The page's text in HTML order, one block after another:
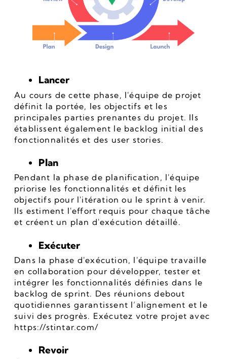
Lancer
Au cours de cette phase, l'équipe de projet
définit la portée, les objectifs et les
principales parties prenantes du projet. Ils
établissent également le backlog initial des
fonctionnalités et des user stories.
Plan
Pendant la phase de planification, l'équipe
priorise les fonctionnalités et définit les
objectifs pour l'itération ou le sprint à venir.
Ils estiment l'effort requis pour chaque tâche
et créent un plan d'exécution détaillé.
Exécuter
Dans la phase d'exécution, l'équipe travaille
en collaboration pour développer, tester et
intégrer les fonctionnalités définies dans le
backlog de sprint. Des réunions debout
quotidiennes garantissent l’alignement et le
suivi des progrès. Exécutez votre projet avec
https://stintar.com/
Revoir